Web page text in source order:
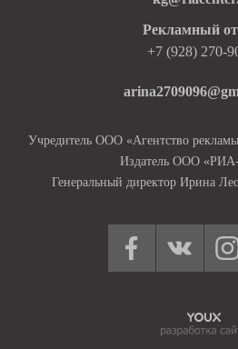
Рекламный
+7 (928) 270-
Учредитель ООО «Агентство
Издатель ООО
Генеральный директор Ирина